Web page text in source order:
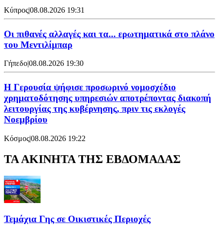
Κύπρος|08.08.2026 19:31
Οι πιθανές αλλαγές και τα... ερωτηματικά στο πλάνο
του Μεντιλίμπαρ
Γήπεδο08.08.2026 19:30
Η Γερουσία ψήφισε προσωρινό νομοσχέδιο
χρηματοδότησης υπηρεσιών αποτρέποντας διακοπή
λειτουργίας της κυβέρνησης, πριν τις εκλογές
Νοεμβρίου
Κόσμος|08.08.2026 19:22
ΤΑ ΑΚΙΝΗΤΑ ΤΗΣ ΕΒΔΟΜΑΔΑΣ
Τεμάχια Γης σε Οικιστικές Περιοχές